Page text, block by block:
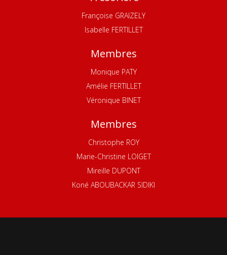
Françoise GRAIZELY
Isabelle FERTILLET
Membres
Monique PATY
Amélie FERTILLET
Véronique BINET
Membres
Christophe ROY
Marie-Christine LOIGET
Mireille DUPONT
Koné ABOUBACKAR SIDIKI